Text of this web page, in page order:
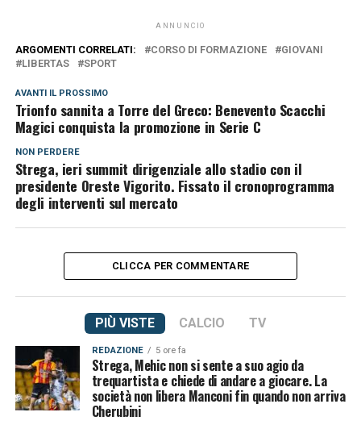
ANNUNCIO
ARGOMENTI CORRELATI: CORSO DI FORMAZIONE
GIOVANI
LIBERTAS
SPORT
AVANTI IL ​​PROSSIMO
Trionfo sannita a Torre del Greco: Benevento Scacchi
Magici conquista la promozione in Serie C
NON PERDERE
Strega, ieri summit dirigenziale allo stadio con il
presidente Oreste Vigorito. Fissato il cronoprogramma
degli interventi sul mercato
CLICCA PER COMMENTARE
PIÙ VISTE CALCIO TV
REDAZIONE 5 ore fa
Strega, Mehic non si sente a suo agio da
trequartista e chiede di andare a giocare. La
società non libera Manconi fin quando non arriva
Cherubini